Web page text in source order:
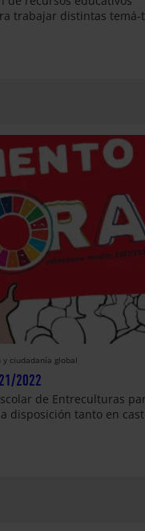
trabajar distintas temá-
y ciudadanía global
2022
de Entreculturas
disposición tanto en